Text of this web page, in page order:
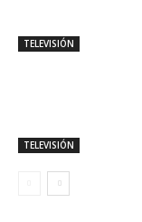
TELEVISIÓN
TELEVISIÓN